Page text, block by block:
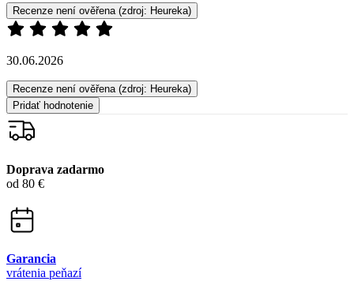
Recenze není ověřena (zdroj: Heureka)
30.06.2026
Recenze není ověřena (zdroj: Heureka)
Pridať hodnotenie
Doprava zadarmo
od 80 €
Garancia
vrátenia peňazí